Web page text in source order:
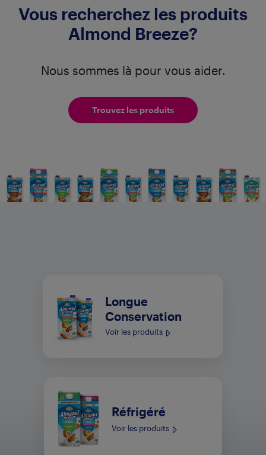
Vous recherchez les produits
Almond Breeze?
Nous sommes là pour vous aider.
Trouvez les produits
Longue
Conservation
Voir les produits
Réfrigéré
Voir les produits